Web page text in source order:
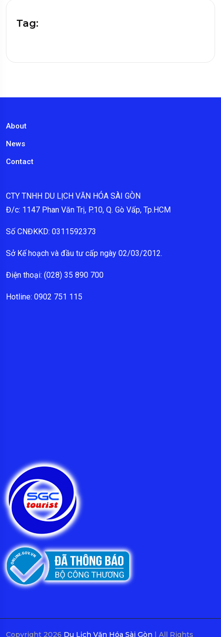
Tag:
About
News
Contact
CTY TNHH DU LỊCH VĂN HÓA SÀI GÒN
Đ/c: 1147 Phan Văn Trị, P.10, Q. Gò Vấp, Tp.HCM
Số CNĐKKD: 0311592373
Sở Kế hoạch và đầu tư cấp ngày 02/03/2012.
Điện thoại: (028) 35 890 700
Hotline: 0902 751 115
Copyright 2026 Du Lịch Văn Hóa Sài Gòn | All Rights